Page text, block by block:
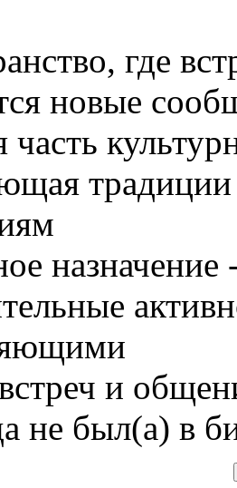
где
новые
часть
назначение
и
не был(а) в